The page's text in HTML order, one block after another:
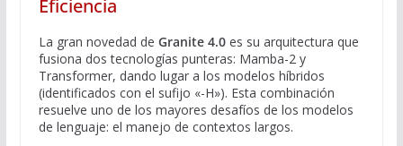
Eficiencia
La gran novedad de Granite 4.0es su arquitectura que
fusiona dos tecnologías punteras: Mamba-2 y
Transformer, dando lugar a los modelos híbridos
(identificados con el sufijo «-H»). Esta combinación
resuelve uno de los mayores desafíos de los modelos
de lenguaje: el manejo de contextos largos.